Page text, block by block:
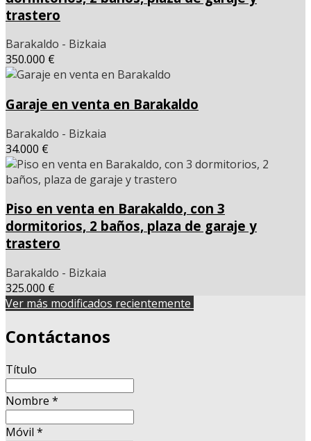
trastero
Barakaldo - Bizkaia
350.000 €
Garaje en venta en Barakaldo
Barakaldo - Bizkaia
34.000 €
Piso en venta en Barakaldo, con 3
dormitorios, 2 baños, plaza de garaje y
trastero
Barakaldo - Bizkaia
325.000 €
Ver más modificados recientemente
Contáctanos
Título
Nombre *
Móvil *